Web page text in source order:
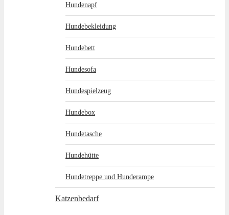
Hundenapf
Hundebekleidung
Hundebett
Hundesofa
Hundespielzeug
Hundebox
Hundetasche
Hundehütte
Hundetreppe und Hunderampe
Katzenbedarf